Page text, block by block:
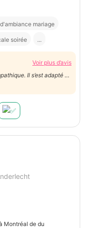
mariage
soirée ...
Voir plus d’avis
Il s’est adapté en
nous lui avions
Montréal de du